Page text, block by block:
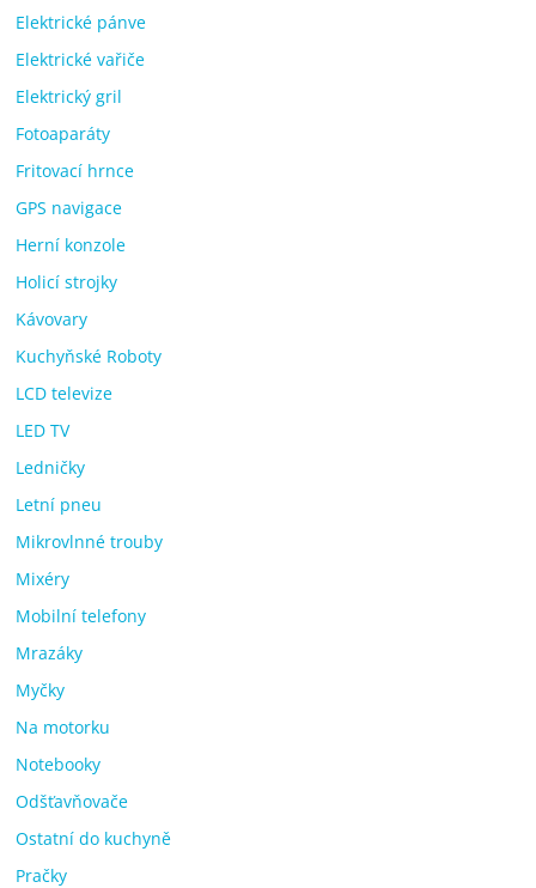
Elektrické pánve
Elektrické vařiče
Elektrický gril
Fotoaparáty
Fritovací hrnce
GPS navigace
Herní konzole
Holicí strojky
Kávovary
Kuchyňské Roboty
LCD televize
LED TV
Ledničky
Letní pneu
Mikrovlnné trouby
Mixéry
Mobilní telefony
Mrazáky
Myčky
Na motorku
Notebooky
Odšťavňovače
Ostatní do kuchyně
Pračky